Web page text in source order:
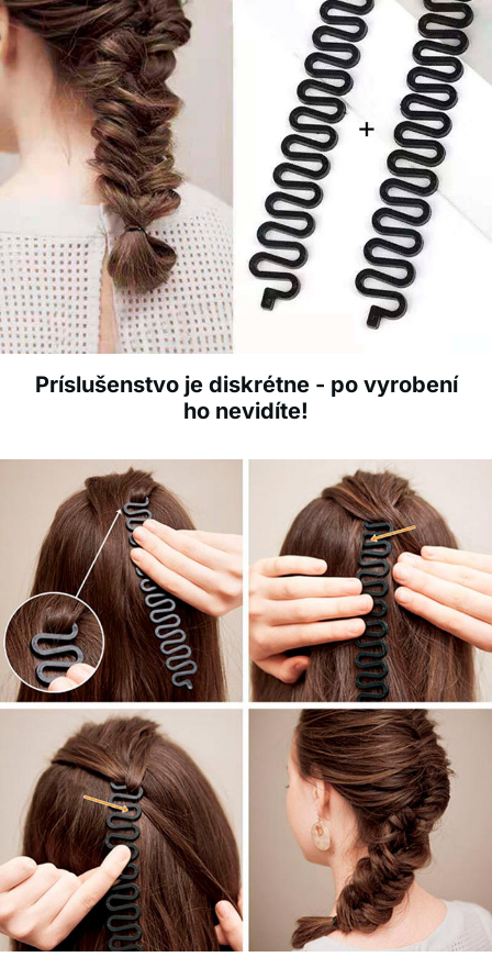
Príslušenstvo je diskrétne - po vyrobení
ho nevidíte!